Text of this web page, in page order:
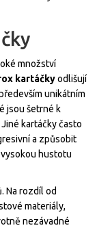
množství
kartáčkyodlišují
unikátním
jsou šetrné k
kartáčky často
a způsobit
hustotu
Na rozdíl od
materiály,
nezávadné